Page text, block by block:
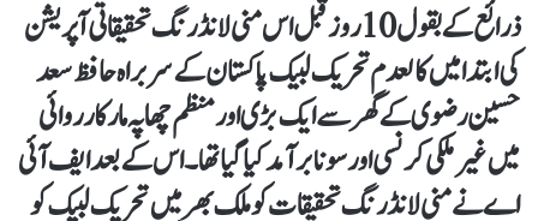
ذرائع کے بقول 10روز قبل اس منی لانڈرنگ تحقیقاتی آپریشن
کی ابتدا میں کالعدم تحریک لبیک پاکستان کے سربراہ حافظ سعد
حسین رضوی کے گھر سے ایک بڑی اور منظم چھاپہ مار کارروائی
میں غیر ملکی کرنسی اور سونا برآمدکیا گیا تھا۔ اس کے بعد ایف آئی
اے نے منی لانڈرنگ تحقیقات کو ملک بھر میں تحریک لبیک کو